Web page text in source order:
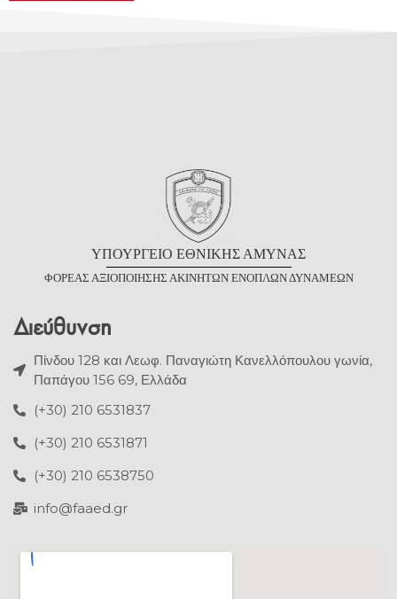
ΥΠΟΥΡΓΕΙΟ ΕΘΝΙΚΗΣΑΜΥΝΑΣ
ΦΟΡΕΑΣ ΑΞΙΟΠΟΙΗΣΗΣ ΑΚΙΝΗΤΩΝ ΕΝΟΠΛΩΝΔΥΝΑΜΕΩΝ
Διεύθυνση
Πίνδου 128 και Λεωφ. Παναγιώτη Κανελλόπουλου γωνία,
Παπάγου 156 69, Ελλάδα
(+30) 210 6531837
(+30) 210 6531871
(+30) 210 6538750
info@faaed.gr